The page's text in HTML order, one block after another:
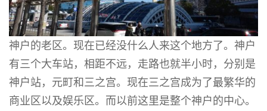
神户的老区。现在已经没什么人来这个地方了。神户
有三个大车站，相距不远，走路也就半小时，分别是
神户站，元町和三之宫。现在三之宫成为了最繁华的
商业区以及娱乐区。而以前这里是整个神户的中心。